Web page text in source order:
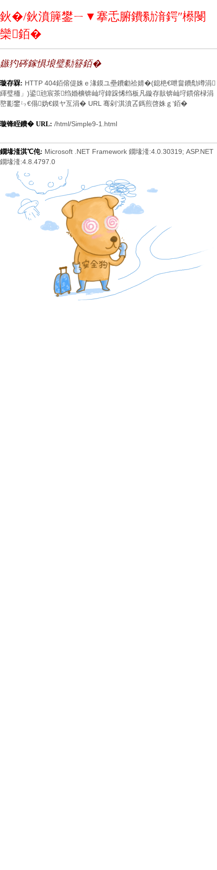
鈥�/鈥濆簲鐢ㄧ▼搴忎腑鐨勬湇鍔″櫒閿
欒銆�
鏃犳硶鎵惧埌璧勬簮銆�
璇存槑: HTTP 404銆傛偍姝ｅ湪鏌ユ壘鐨勮祫婧�(鎴栬€呭畠鐨勪竴涓
緷璧栭」)鍙兘宸茶绉婚櫎锛屾垨鍏跺悕绉板凡鏇存敼锛屾垨鏆傛椂涓
嶅彲鐢ㄣ€傝妫€鏌ヤ互涓� URL 骞剁‘淇濆叾鎷煎啓姝ｇ‘銆�
璇锋眰鐨� URL: /html/Simple9-1.html
鐗堟湰淇℃伅: Microsoft .NET Framework 鐗堟湰:4.0.30319; ASP.NET
鐗堟湰:4.8.4797.0